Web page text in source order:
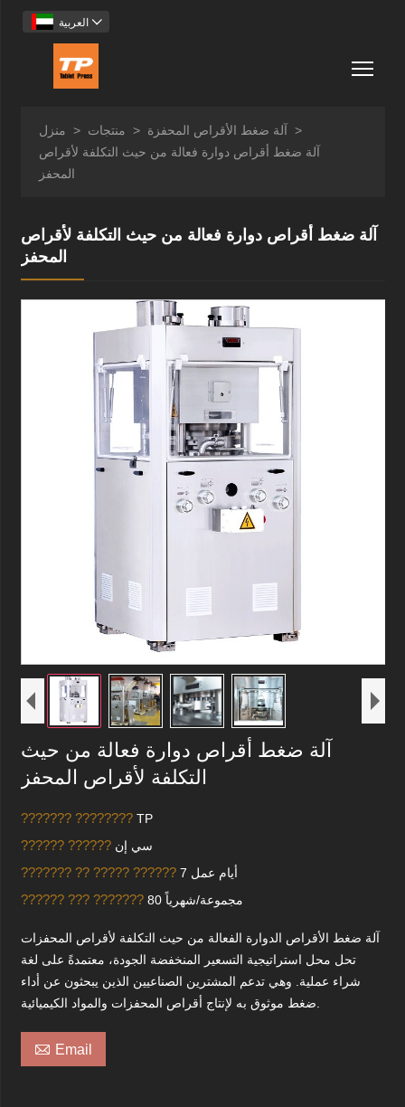
العربية 
منزل > منتجات > آلة ضغط الأقراص المحفزة
>
آلة ضغط أقراص دوارة فعالة من حيث التكلفة لأقراص
المحفز
آلة ضغط أقراص دوارة فعالة من حيث التكلفة لأقراص
المحفز
آلة ضغط أقراص دوارة فعالة من حيث
التكلفة لأقراص المحفز
??????? ????????TP
?????? ?????? سي إن
??????? ?? ????? ?????? 7 أيام عمل
?????? ??? ??????? 80 مجموعة/شهرياً
آلة ضغط الأقراص الدوارة الفعالة من حيث التكلفة لأقراص المحفزات
تحل محل استراتيجية التسعير المنخفضة الجودة، معتمدةً على لغة
شراء عملية. وهي تدعم المشترين الصناعيين الذين يبحثون عن أداء
 Email